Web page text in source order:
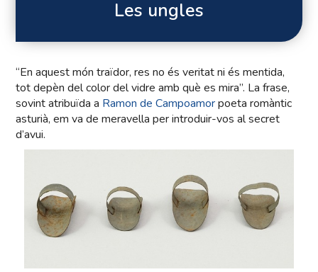
Les ungles
“En aquest món traïdor, res no és veritat ni és mentida,
tot depèn del color del vidre amb què es mira”. La frase,
sovint atribuïda a Ramon de Campoamorpoeta romàntic
asturià, em va de meravella per introduir-vos al secret
d’avui.